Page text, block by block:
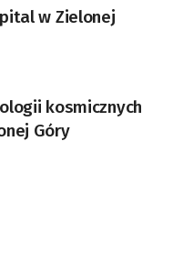
w Zielonej
kosmicznych
Góry